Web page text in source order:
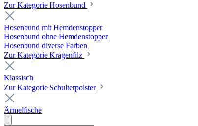
Zur Kategorie Hosenbund
Hosenbund mit Hemdenstopper
Hosenbund ohne Hemdenstopper
Hosenbund diverse Farben
Zur Kategorie Kragenfilz
Klassisch
Zur Kategorie Schulterpolster
Ärmelfische